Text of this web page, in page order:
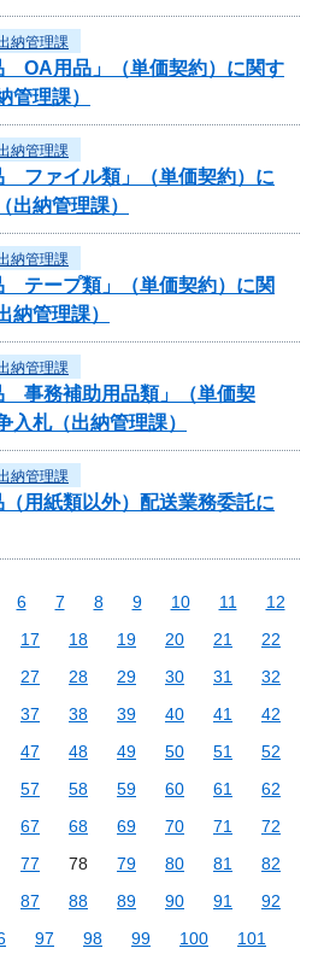
納管理課
OA用品」（単価契約）に関す
管理課）
納管理課
ファイル類」（単価契約）に
出納管理課）
納管理課
テープ類」（単価契約）に関
納管理課）
納管理課
事務補助用品類」（単価契
入札（出納管理課）
納管理課
用紙類以外）配送業務委託に
6 7 8 9 10 11
12
17 18 19 20 21
22
27 28 29 30 31
32
37 38 39 40 41
42
47 48 49 50 51
52
57 58 59 60 61
62
67 68 69 70 71
72
77 78 79 80 81
82
87 88 89 90 91
92
97 98 99 100
101